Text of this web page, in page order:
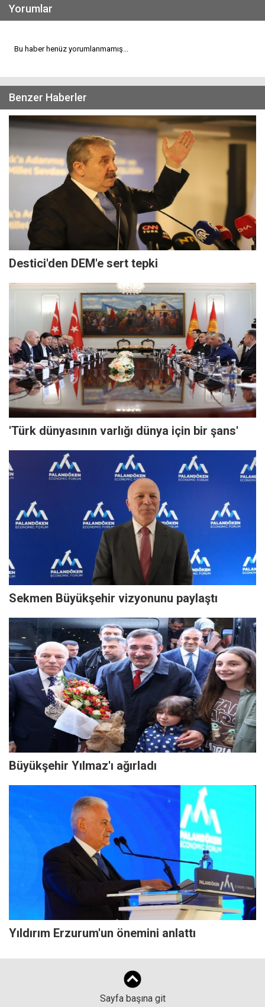
Yorumlar
Bu haber henüz yorumlanmamış...
Benzer Haberler
Destici'den DEM'e sert tepki
'Türk dünyasının varlığı dünya için bir şans'
Sekmen Büyükşehir vizyonunu paylaştı
Büyükşehir Yılmaz'ı ağırladı
Yıldırım Erzurum'un önemini anlattı
Sayfa başına git